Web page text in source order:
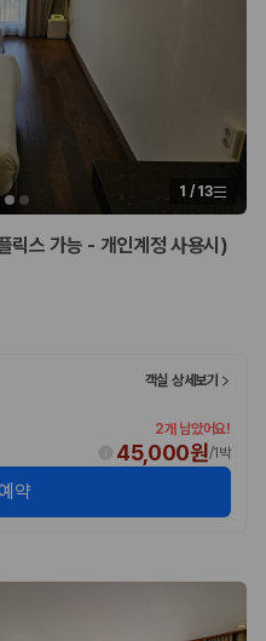
1 / 13
릭스 가능 - 개인계정 사용시)
객실 상세보기
2개 남았어요!
45,000원/1박
약